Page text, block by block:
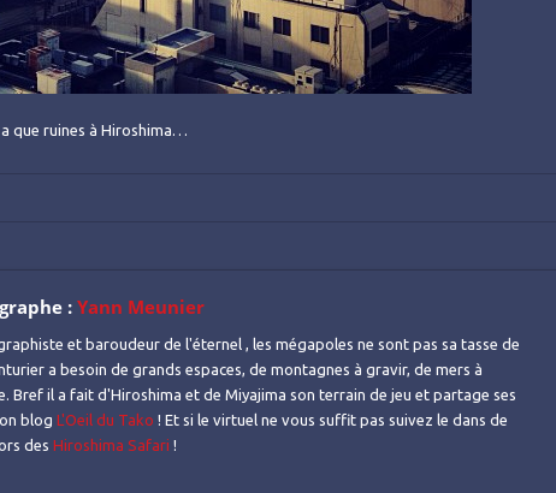
a que ruines à Hiroshima…
: Yann Meunier
et baroudeur de l'éternel , les mégapoles ne sont pas sa tasse de
a besoin de grands espaces, de montagnes à gravir, de mers à
Bref il a fait d'Hiroshima et de Miyajima son terrain de jeu et partage ses
blog L'Oeil du Tako ! Et si le virtuel ne vous suffit pas suivez le dans de
des Hiroshima Safari !